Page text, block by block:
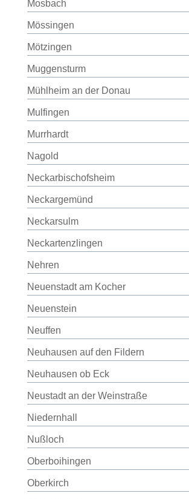
Mosbach
Mössingen
Mötzingen
Muggensturm
Mühlheim an der Donau
Mulfingen
Murrhardt
Nagold
Neckarbischofsheim
Neckargemünd
Neckarsulm
Neckartenzlingen
Nehren
Neuenstadt am Kocher
Neuenstein
Neuffen
Neuhausen auf den Fildern
Neuhausen ob Eck
Neustadt an der Weinstraße
Niedernhall
Nußloch
Oberboihingen
Oberkirch